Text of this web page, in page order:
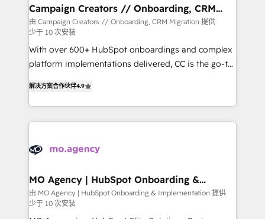
infrastructure to life. Our collaborative approach
keeps you in control whilst we plan and support the
route to your revenue goals. We have successfully
supported over 500 organisations with HubSpot
implementation, optimisation, training, and
methodology will ensure that you receive the best
deployment experience possible. Whether you are
new to HubSpot or seeking to turn around a poor
expertise to deliver the solutions you need.
Campaign Creators // Onboarding, CRM
Migration
由 Campaign Creators // Onboarding, CRM Migration 提供
少于 10 次安装
With over 600+ HubSpot onboardings and complex
platform implementations delivered, CC is the go-to
migrate, replatform, and scale smarter. We specialize
in high-impact CRM and CMS migrations and
onboarding from platforms like Salesforce, NetSuite,
WordPress and legacy CRMs, turning fragmented
architectures that accelerate revenue operations and
performance. - Multi-object CRM migration, cleanup,
and implementation. - Pre-built and custom
解决方案合作伙伴4.9
MO Agency | HubSpot Onboarding &
Implementation
由 MO Agency | HubSpot Onboarding & Implementation 提供
少于 10 次安装